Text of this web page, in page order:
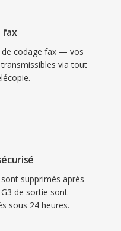
fax
de codage fax — vos
via tout
supprimés après
de sortie sont
sous 24 heures.